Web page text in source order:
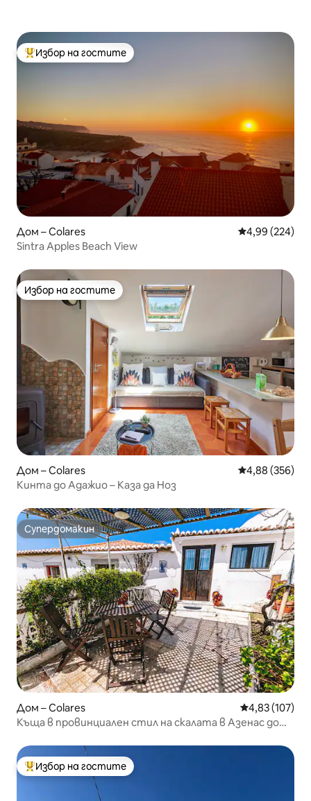
Най-популярен избор на гостите
Избор на гостите
Дом – Colares Средна
4,99 (224)
Sintra Apples Beach View
Избор на гостите
Избор на гостите
Дом – Colares Средна
4,88 (356)
Кинта до Адажио – Каза да Ноз
Супердомакин
Супердомакин
Дом – Colares Средна
4,83 (107)
Къща в провинциален стил на скалата в Азенас до
Най-популярен избор на гостите
Избор на гостите